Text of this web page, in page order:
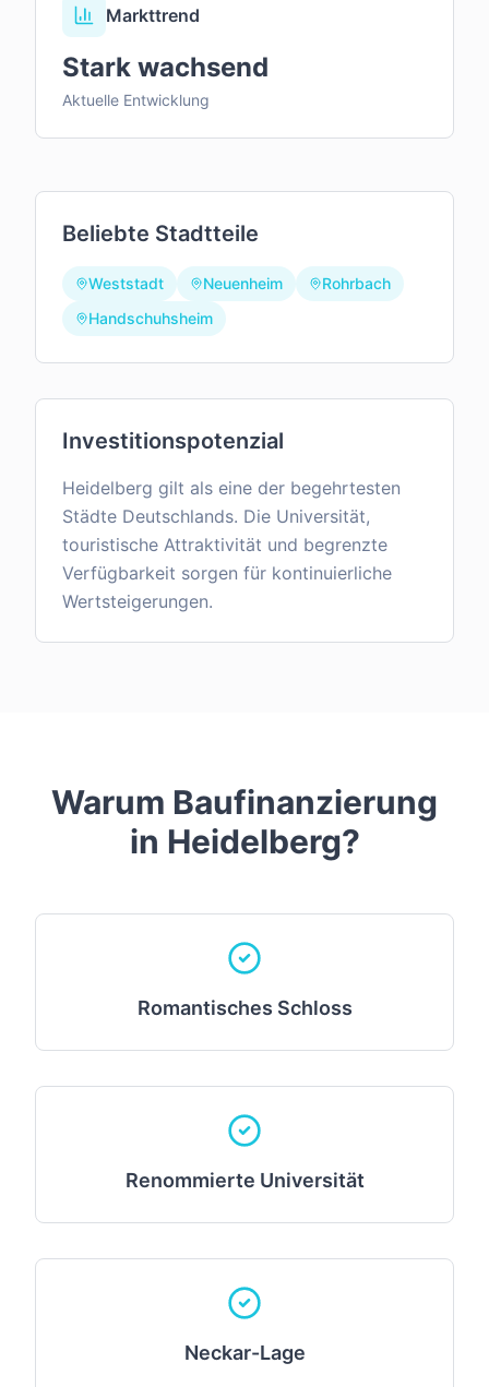
Markttrend
Stark wachsend
Aktuelle Entwicklung
Beliebte Stadtteile
Weststadt Neuenheim
Rohrbach
Handschuhsheim
Investitionspotenzial
Heidelberg gilt als eine der begehrtesten
Städte Deutschlands. Die Universität,
touristische Attraktivität und begrenzte
Verfügbarkeit sorgen für kontinuierliche
Wertsteigerungen.
Warum Baufinanzierung
in Heidelberg?
Romantisches Schloss
Renommierte Universität
Neckar-Lage